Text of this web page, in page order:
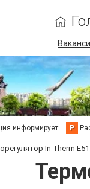
информирует Р
In-Therm